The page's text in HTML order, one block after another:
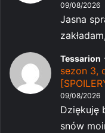
09/08/2026
Jasna
Tessarion
sezon 3,
09/08/2026
Dziękuję
snów